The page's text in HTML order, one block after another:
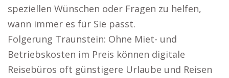
speziellen Wünschen oder Fragen zu helfen,
wann immer es für Sie passt.
Folgerung Traunstein: Ohne Miet- und
Betriebskosten im Preis können digitale
Reisebüros oft günstigere Urlaube und Reisen